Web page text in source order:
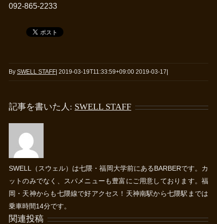
092-865-2233
By SWELL STAFF 2019-03-19T11:33:59+09:00 2019-03-17
記事を書いた人: SWELL STAFF
SWELL（スウェル）は七隈・福岡大学前にあるBARBERです。カ
ットのみでなく、スパメニューも豊富にご用意しております。福
岡・天神からも七隈線で好アクセス！天神南駅から七隈駅までは
乗車時間14分です。
関連投稿